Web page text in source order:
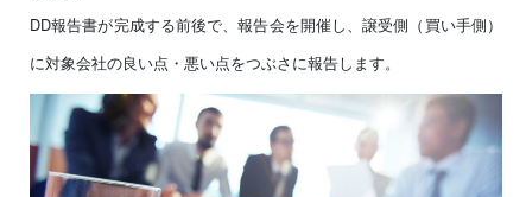
DD報告書が完成する前後で、報告会を開催し、譲受側（買い手側）
に対象会社の良い点・悪い点をつぶさに報告します。